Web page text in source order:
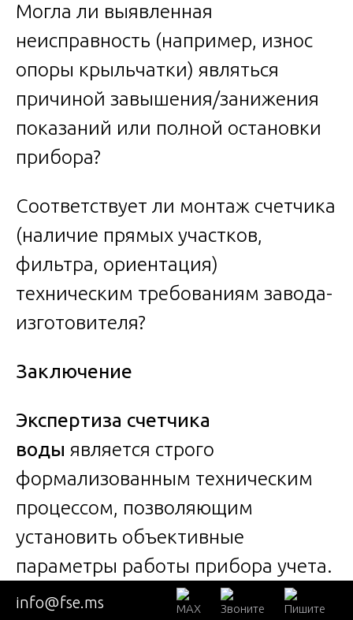
Могла ли выявленная
неисправность (например, износ
опоры крыльчатки) являться
причиной завышения/занижения
показаний или полной остановки
прибора?
Соответствует ли монтаж счетчика
(наличие прямых участков,
фильтра, ориентация)
техническим требованиям завода-
изготовителя?
Заключение
Экспертиза счетчика
воды является строго
формализованным техническим
процессом, позволяющим
установить объективные
параметры работы прибора учета.
Ее результаты, полученные с
info@fse.ms